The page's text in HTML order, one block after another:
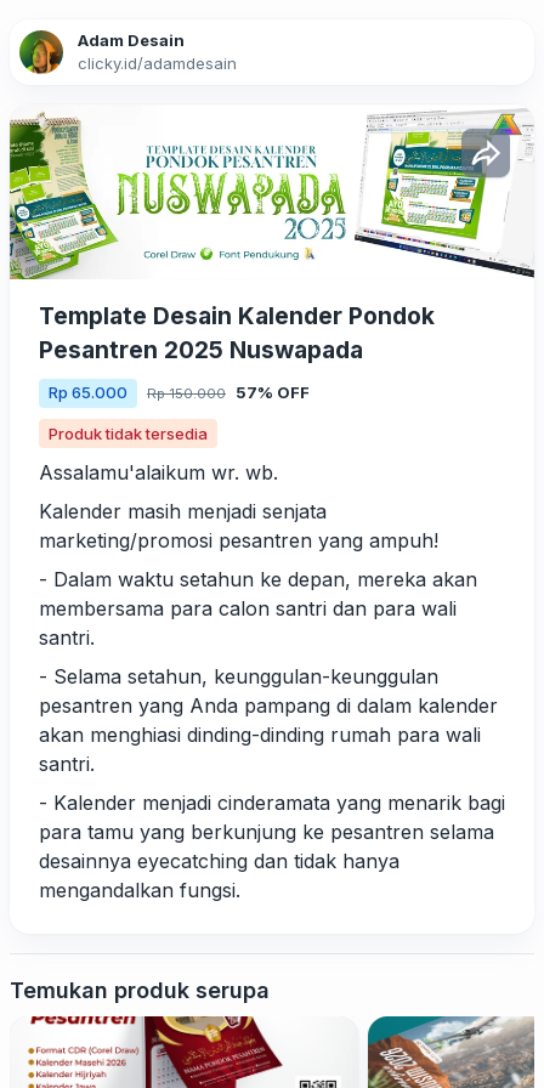
Adam Desain
clicky.id/adamdesain
Template Desain Kalender Pondok
Pesantren 2025 Nuswapada
Rp 65.000 Rp 150.000 57% OFF
Produk tidak tersedia
Assalamu'alaikum wr. wb.
Kalender masih menjadi senjata
marketing/promosi pesantren yang ampuh!
- Dalam waktu setahun ke depan, mereka akan
membersama para calon santri dan para wali
santri.
- Selama setahun, keunggulan-keunggulan
pesantren yang Anda pampang di dalam kalender
akan menghiasi dinding-dinding rumah para wali
santri.
- Kalender menjadi cinderamata yang menarik bagi
para tamu yang berkunjung ke pesantren selama
desainnya eyecatching dan tidak hanya
mengandalkan fungsi.
Temukan produk serupa